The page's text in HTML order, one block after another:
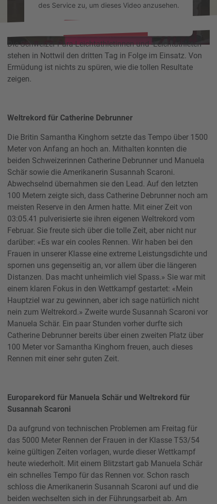
des Service zu, um dieses Video anzusehen.
Akzeptieren
Die Schweizer Para-Leichtathletinnen und -Leichtathleten
stehen in Nottwil den dritten Tag in Folge im Einsatz. Von
Ermüdung ist nichts zu spüren, wie die tollen Resultate
zeigen.
Weltrekord für Catherine Debrunner
Die Britin Samantha Kinghorn setzte das Tempo über 1500
Meter von Anfang an hoch an. Mithalten konnten die
beiden Schweizerinnen Catherine Debrunner und Manuela
Schär sowie die Amerikanerin Susannah Scaroni.
Abwechselnd übernahmen sie den Lead. Auf den letzten
100 Metern zeigte sich, dass Catherine Debrunner noch am
meisten Reserve in den Armen hatte. Mit einer Zeit von
03:05.41 pulverisierte sie ihren eigenen Weltrekord vom
Februar. Sie freute sich über die tolle Zeit, aber nicht nur
darüber: «Es war ein cooles Rennen. Wir haben bei den
Frauen in unserer Klasse eine extreme Leistungsdichte und
spornen uns gegenseitig an, vor allem über die längeren
Distanzen. Das macht unheimlich viel Spass.» Sie war mit
einem klaren Fokus in den Wettkampf gestartet: «Mein
Hauptziel war zu gewinnen, aber ich sage natürlich nicht
nein zum Weltrekord.» Zweite wurde Susannah Scaroni vor
Manuela Schär. Ein paar Stunden vorher durfte sich
Catherine Debrunner bereits über einen zweiten Platz über
100 Meter vor Samantha Kinghorn freuen, auch dieses
Rennen mit einer sehr guten Zeit.
Europarekord für Manuela Schär und Weltrekord für
Susannah Scaroni
Da aufgrund von technischen Problemen am Freitag für
das 5000 Meter Rennen der Frauen in der Klasse T53/54
keine gültigen Zeiten vorlagen, wurde dieser Wettkampf
heute wiederholt. Mit einem Blitzstart gab Manuela Schär
ein schnelles Tempo für das Rennen vor. Schon rasch
schloss die Amerikanerin Susannah Scaroni auf und die
beiden wechselten sich in der Führungsarbeit ab. Am